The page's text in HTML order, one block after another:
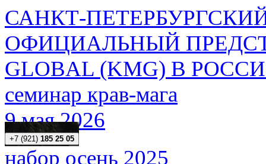
САНКТ-
ОФИЦИАЛЬНЫЙ
GLOBAL (KMG) В
семинар крав-мага
9 мая 2026
+7 (921) 185 25 05
набор осень 2025